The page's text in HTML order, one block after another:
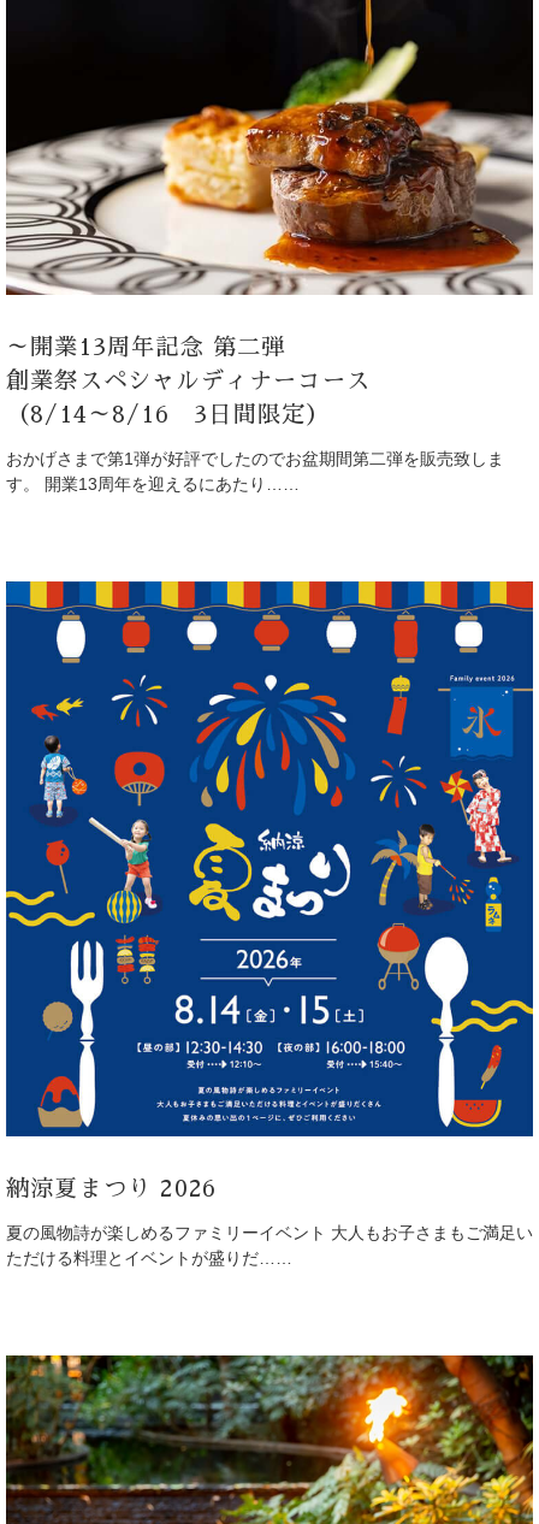
Facebook Wedding Restaurant Youtube
～開業13周年記念 第二弾
創業祭スペシャルディナーコース
（8/14～8/16 3日間限定）
おかげさまで第1弾が好評でしたのでお盆期間第二弾を販売致しま
す。 開業13周年を迎えるにあたり……
納涼夏まつり 2026
夏の風物詩が楽しめるファミリーイベント 大人もお子さまもご満足い
ただける料理とイベントが盛りだ……